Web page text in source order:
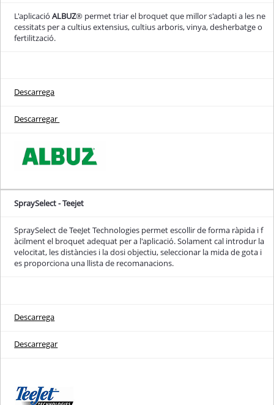
L'aplicacióALBUZ® permet triar el broquet que millor s'adapti a les ne
cessitats per a cultius extensius, cultius arboris, vinya, desherbatge o
fertilització.
Descarrega
Descarregar
SpraySelect - Teejet
SpraySelect de TeeJet Technologies permet escollir de forma ràpida i f
àcilment el broquet adequat per a l'aplicació. Solament cal introdur la
velocitat, les distàncies i la dosi objectiu, seleccionar la mida de gota i
es proporciona una llista de recomanacions.
Descarrega
Descarregar